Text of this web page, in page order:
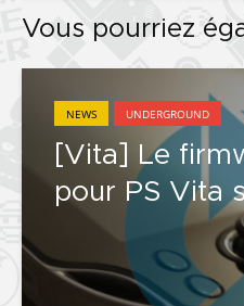
Vous pourriez
NEWS UNDERGROUND
[Vita] Le
pour PS Vita